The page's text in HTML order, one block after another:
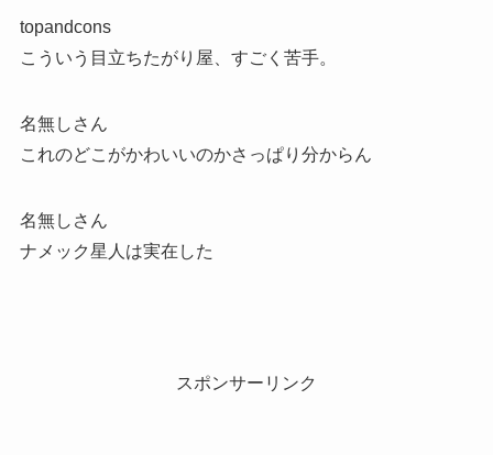
topandcons
こういう目立ちたがり屋、すごく苦手。
名無しさん
これのどこがかわいいのかさっぱり分からん
名無しさん
ナメック星人は実在した
スポンサーリンク